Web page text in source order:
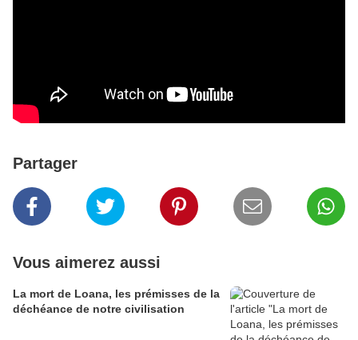
Partager
Vous aimerez aussi
La mort de Loana, les prémisses de la
déchéance de notre civilisation